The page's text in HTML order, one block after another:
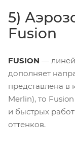
5)
Fusion
FUSION —
дополняет
представлена в
Merlin), то
и быстрых
оттенков.